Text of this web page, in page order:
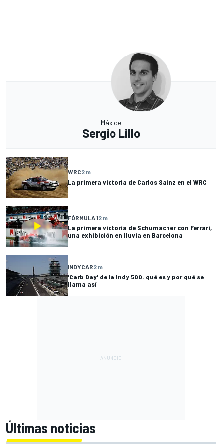
Más de
Sergio Lillo
WRC2 m
La primera victoria de Carlos Sainz en el WRC
FÓRMULA 12 m
La primera victoria de Schumacher con Ferrari,
una exhibición en lluvia en Barcelona
INDYCAR2 m
'Carb Day' de la Indy 500: qué es y por qué se
llama así
Últimas noticias